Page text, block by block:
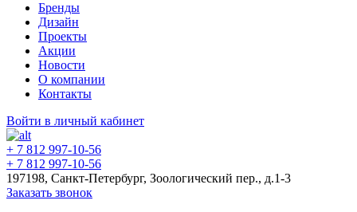
Бренды
Дизайн
Проекты
Акции
Новости
О компании
Контакты
Войти в личный кабинет
+ 7 812 997-10-56
+ 7 812 997-10-56
197198, Санкт-Петербург, Зоологический пер., д.1-3
Заказать звонок